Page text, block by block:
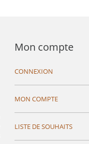
Mon compte
CONNEXION
MON COMPTE
LISTE DE SOUHAITS